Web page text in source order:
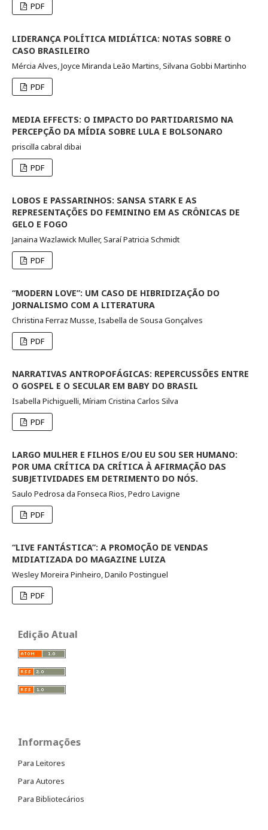
PDF
LIDERANÇA POLÍTICA MIDIÁTICA: NOTAS SOBRE O
CASO BRASILEIRO
Mércia Alves, Joyce Miranda Leão Martins, Silvana Gobbi Martinho
PDF
MEDIA EFFECTS: O IMPACTO DO PARTIDARISMO NA
PERCEPÇÃO DA MÍDIA SOBRE LULA E BOLSONARO
priscilla cabral dibai
PDF
LOBOS E PASSARINHOS: SANSA STARK E AS
REPRESENTAÇÕES DO FEMININO EM AS CRÔNICAS DE
GELO E FOGO
Janaina Wazlawick Muller, Saraí Patricia Schmidt
PDF
“MODERN LOVE”: UM CASO DE HIBRIDIZAÇÃO DO
JORNALISMO COM A LITERATURA
Christina Ferraz Musse, Isabella de Sousa Gonçalves
PDF
NARRATIVAS ANTROPOFÁGICAS: REPERCUSSÕES ENTRE
O GOSPEL E O SECULAR EM BABY DO BRASIL
Isabella Pichiguelli, Míriam Cristina Carlos Silva
PDF
LARGO MULHER E FILHOS E/OU EU SOU SER HUMANO:
POR UMA CRÍTICA DA CRÍTICA À AFIRMAÇÃO DAS
SUBJETIVIDADES EM DETRIMENTO DO NÓS.
Saulo Pedrosa da Fonseca Rios, Pedro Lavigne
PDF
“LIVE FANTÁSTICA”: A PROMOÇÃO DE VENDAS
MIDIATIZADA DO MAGAZINE LUIZA
Wesley Moreira Pinheiro, Danilo Postinguel
PDF
Edição Atual
Informações
Para Leitores
Para Autores
Para Bibliotecários